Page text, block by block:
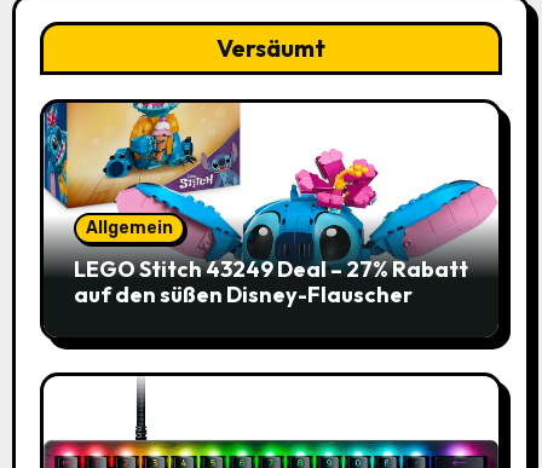
Versäumt
Allgemein
LEGO Stitch 43249 Deal – 27% Rabatt
auf den süßen Disney-Flauscher